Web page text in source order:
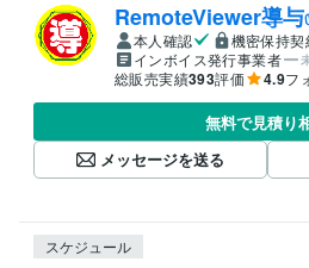
RemoteViewer導与
本人確認
機密保持
インボイス発行事業者
総販売実績393評価 4.9フ
無料で見積り
メッセージを送る
スケジュール